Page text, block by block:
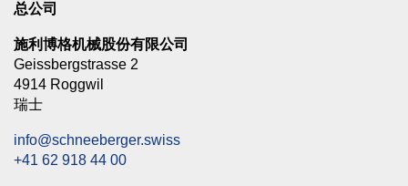
总公司
施利博格机械股份有限公司
Geissbergstrasse 2
4914 Roggwil
瑞士
info@schneeberger.swiss
+41 62 918 44 00